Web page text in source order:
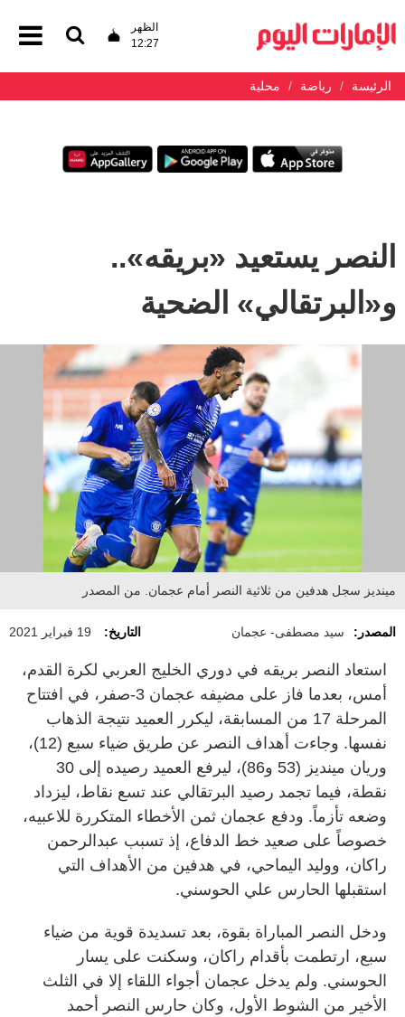
الظهر
12:27
الرئيسة رياضة محلية
النصر يستعيد «بريقه»..
و«البرتقالي» الضحية
مينديز سجل هدفين من ثلاثية النصر أمام عجمان. من المصدر
المصدر: سيد مصطفى- عجمان التاريخ: 19 فبراير 2021
استعاد النصر بريقه في دوري الخليج العربي لكرة القدم،
أمس، بعدما فاز على مضيفه عجمان 3-صفر، في افتتاح
المرحلة 17 من المسابقة، ليكرر العميد نتيجة الذهاب
نفسها. وجاءت أهداف النصر عن طريق ضياء سبع (12)،
وريان مينديز (53 و86)، ليرفع العميد رصيده إلى 30
نقطة، فيما تجمد رصيد البرتقالي عند تسع نقاط، ليزداد
وضعه تأزماً. ودفع عجمان ثمن الأخطاء المتكررة للاعبيه،
خصوصاً على صعيد خط الدفاع، إذ تسبب عبدالرحمن
راكان، ووليد اليماحي، في هدفين من الأهداف التي
استقبلها الحارس علي الحوسني.
ودخل النصر المباراة بقوة، بعد تسديدة قوية من ضياء
سبع، ارتطمت بأقدام راكان، وسكنت على يسار
الحوسني. ولم يدخل عجمان أجواء اللقاء إلا في الثلث
الأخير من الشوط الأول، وكان حارس النصر أحمد